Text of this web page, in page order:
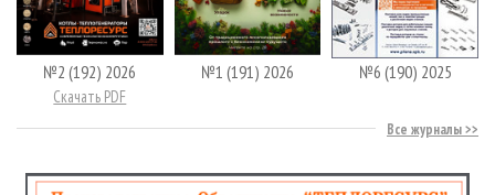
№2 (192) 2026
Скачать PDF
№1 (191) 2026 №6 (190) 2025
Все журналы